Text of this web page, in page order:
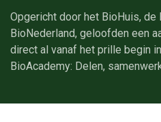
Opgericht door het BioHuis, de
BioNederland, geloofden een
direct al vanaf het prille begin
BioAcademy: Delen,